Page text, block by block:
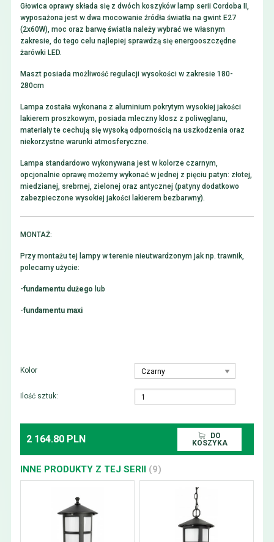
Głowica oprawy składa się z dwóch koszyków lamp serii Cordoba II,
wyposażona jest w dwa mocowanie źródła światła na gwint E27
(2x60W), moc oraz barwę światła należy wybrać we własnym
zakresie, do tego celu najlepiej sprawdzą się energooszczędne
żarówki LED.
Maszt posiada możliwość regulacji wysokości w zakresie 180-
280cm
Lampa została wykonana z aluminium pokrytym wysokiej jakości
lakierem proszkowym, posiada mleczny klosz z poliwęglanu,
materiały te cechują się wysoką odpornością na uszkodzenia oraz
niekorzystne warunki atmosferyczne.
Lampa standardowo wykonywana jest w kolorze czarnym,
opcjonalnie oprawę możemy wykonać w jednej z pięciu patyn: złotej,
miedzianej, srebrnej, zielonej oraz antycznej (patyny dodatkowo
zabezpieczone wysokiej jakości lakierem bezbarwny).
MONTAŻ:
Przy montażu tej lampy w terenie nieutwardzonym jak np. trawnik,
polecamy użycie:
-fundamentu dużego lub
-fundamentu maxi
Kolor
Ilość sztuk:
2 164.80 PLN
DO
KOSZYKA
INNE PRODUKTY Z TEJ SERII (9)